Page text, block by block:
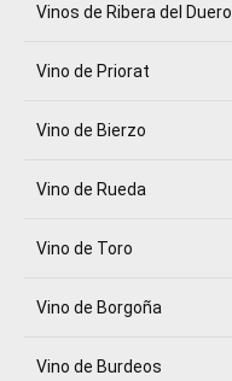
Vinos de Ribera del Duero
Vino de Priorat
Vino de Bierzo
Vino de Rueda
Vino de Toro
Vino de Borgoña
Vino de Burdeos